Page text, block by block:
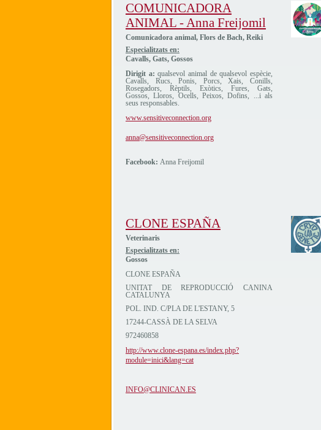
COMUNICADORA
ANIMAL - Anna Freijomil
Comunicadora animal, Flors de Bach, Reiki
Especialitzats en:
Cavalls, Gats, Gossos
Dirigit a: qualsevol animal de qualsevol espècie,
Cavalls, Rucs, Ponis, Porcs, Xais, Conills,
Rosegadors, Rèptils, Exòtics, Fures, Gats,
Gossos, Lloros, Ocells, Peixos, Dofins, ...i als
seus responsables.
www.sensitiveconnection.org
anna@sensitiveconnection.org
Facebook: Anna Freijomil
CLONE ESPAÑA
Veterinaris
Especialitzats en:
Gossos
CLONE ESPAÑA
UNITAT DE REPRODUCCIÓ CANINA
CATALUNYA
POL. IND. C/PLA DE L'ESTANY, 5
17244-CASSÀ DE LA SELVA
972460858
http://www.clone-espana.es/index.php?
module=inici&lang=cat
INFO@CLINICAN.ES